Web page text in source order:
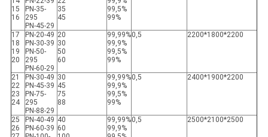
15
16
PN-35-
295
PN-45-29
35
45
99,5%
99%
17
18
19
20
PN-20-49
PN-30-39
PN-50-
295
PN-60-29
20
30
50
60
99,99%
99,9%
99,5%
99%
0,5 2200*1800*2200
21
22
23
24
PN-30-49
PN-45-39
PN-75-
295
PN-88-29
30
45
75
88
99,99%
99,9%
99,5%
99%
0,5 2400*1900*2200
25
26
PN-40-49
PN-60-39
40
60
99,99%
99,9%
0,5 2500*2100*2500